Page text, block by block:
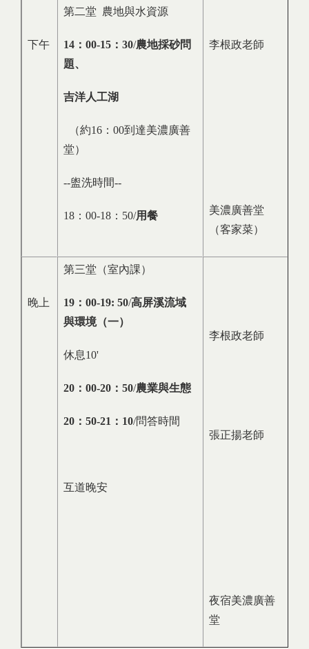
下午
第二堂 農地與水資源
14 ： 00-15 ： 30/農地採砂問
題、
吉洋人工湖
（約16：00到達美濃廣善
堂）
--盥洗時間--
18：00-18：50/用餐
李根政老師
美濃廣善堂
（客家菜）
晚上
第三堂（室內課）
19 ： 00-19: 50/高屏溪流域
與環境（一）
休息10'
20 ： 00-20 ： 50/農業與生態
20 ： 50-21 ： 10/問答時間
互道晚安
李根政老師
張正揚老師
夜宿美濃廣善
堂